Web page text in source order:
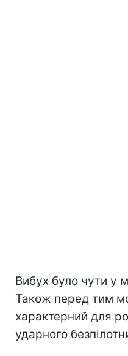
Вибух було чути у
Також перед тим
характерний для
ударного